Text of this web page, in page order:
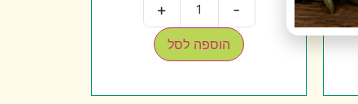
-
+
הוספה לסל